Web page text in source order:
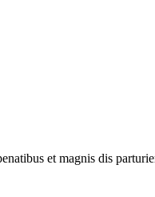
et magnis dis